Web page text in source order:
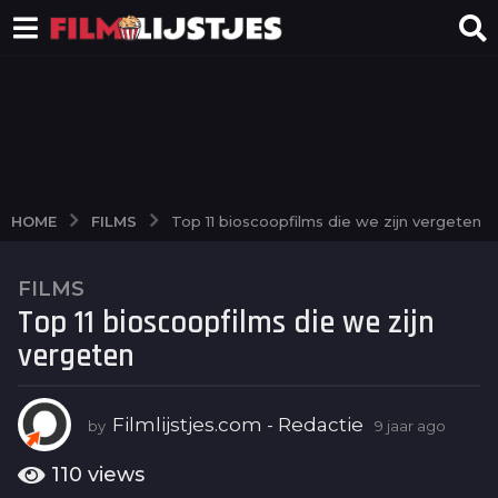
HOME FILMS Top 11 bioscoopfilms die we zijn vergeten
9
j
a
a
g
o
FILMS
Top 11 bioscoopfilms die we zijn
vergeten
by Filmlijstjes.com - Redactie 9 jaar ago
110 views